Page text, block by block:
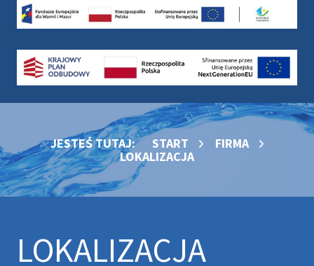
JESTEŚ TUTAJ: START
FIRMA
LOKALIZACJA
LOKALIZACJA